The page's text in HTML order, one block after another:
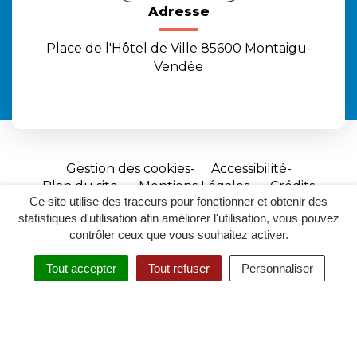
Ce site utilise des traceurs pour fonctionner et obtenir des
statistiques d'utilisation afin améliorer l'utilisation, vous pouvez
contrôler ceux que vous souhaitez activer.
Tout accepter Tout refuser Personnaliser
RECHERCHER
ACCESSIBILITÉ
Adresse
Place de l'Hôtel de Ville 85600 Montaigu-
Vendée
Gestion des cookies
Accessibilité
Plan du site
Mentions Légales
Crédits
Site
réalisé
par
Inovagora